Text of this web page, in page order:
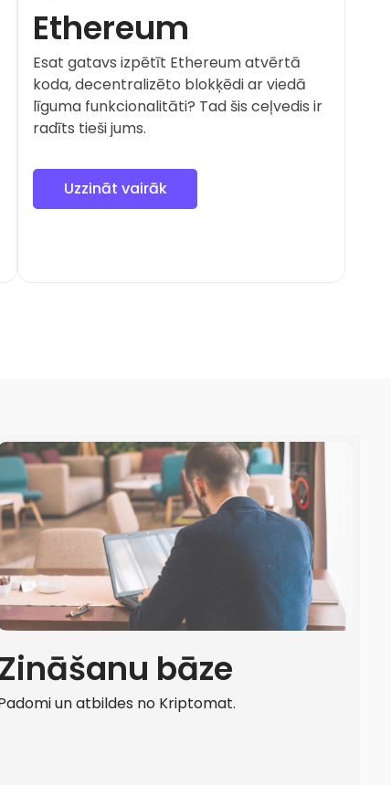
Ethereum
Esat gatavs izpētīt Ethereum atvērtā
koda, decentralizēto blokķēdi ar viedā
līguma funkcionalitāti? Tad šis ceļvedis ir
radīts tieši jums.
Uzzināt vairāk
Zināšanu bāze
un atbildes no Kriptomat.